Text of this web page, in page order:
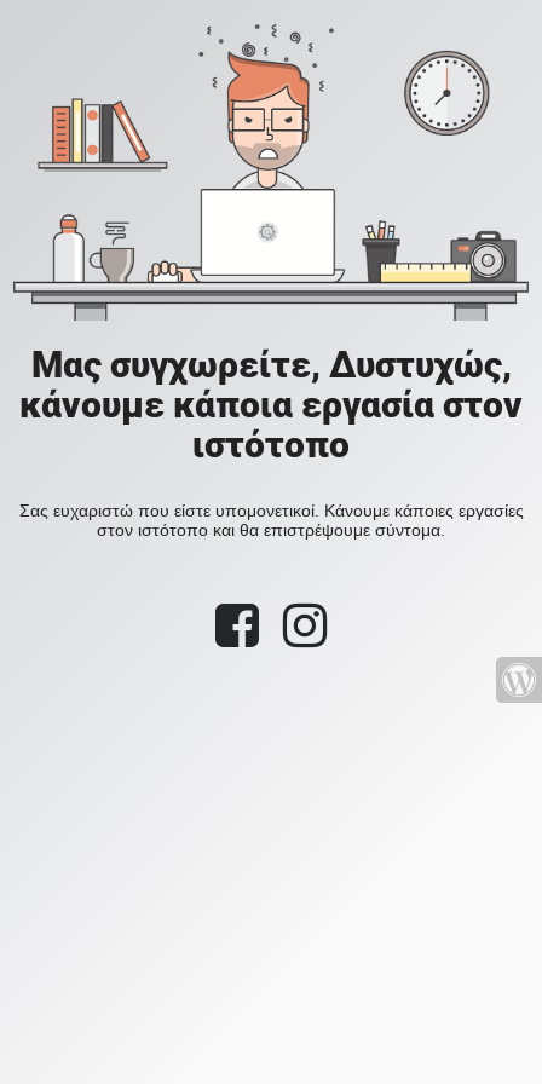
Μας συγχωρείτε, Δυστυχώς,
κάνουμε κάποια εργασία στον
ιστότοπο
Σας ευχαριστώ που είστε υπομονετικοί. Κάνουμε κάποιες εργασίες
στον ιστότοπο και θα επιστρέψουμε σύντομα.